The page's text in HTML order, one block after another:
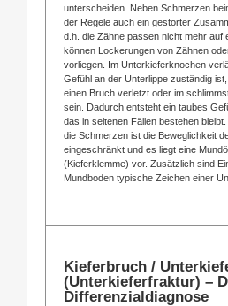
unterscheiden. Neben Schmerzen
der Regele auch ein gestörter
d.h. die Zähne passen nicht mehr auf
können Lockerungen von Zähnen
vorliegen. Im Unterkieferknochen
Gefühl an der Unterlippe zuständig
einen Bruch verletzt oder im
sein. Dadurch entsteht ein taubes
das in seltenen Fällen bestehen
die Schmerzen ist die Beweglichkeit
eingeschränkt und es liegt eine
(Kieferklemme) vor. Zusätzlich sind
Mundboden typische Zeichen einer
Kieferbruch /
(Unterkieferfraktur) –
Differenzialdiagnose